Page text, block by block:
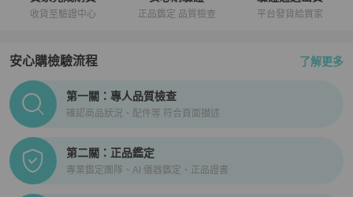
收貨至驗證中心 正品鑑定 品質檢查 平台發貨給買家
安心購檢驗流程 了解更多
PopChill拍拍圈正品驗證、安心購檢驗流程介紹
第一關：專人品質檢查
確認商品狀況、配件等 符合頁面描述
第二關：正品鑑定
專業鑑定團隊、AI 儀器鑑定、正品證書